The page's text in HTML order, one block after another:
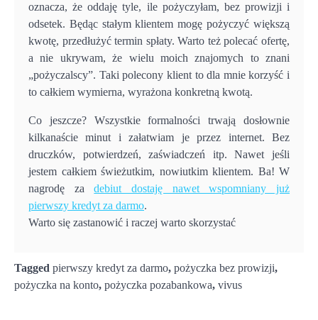
oznacza, że oddaję tyle, ile pożyczyłam, bez prowizji i
odsetek. Będąc stałym klientem mogę pożyczyć większą
kwotę, przedłużyć termin spłaty. Warto też polecać ofertę,
a nie ukrywam, że wielu moich znajomych to znani
„pożyczalscy”. Taki polecony klient to dla mnie korzyść i
to całkiem wymierna, wyrażona konkretną kwotą.
Co jeszcze? Wszystkie formalności trwają dosłownie
kilkanaście minut i załatwiam je przez internet. Bez
druczków, potwierdzeń, zaświadczeń itp. Nawet jeśli
jestem całkiem świeżutkim, nowiutkim klientem. Ba! W
nagrodę zadebiut dostaję nawet wspomniany już
pierwszy kredyt za darmo.
Warto się zastanowić i raczej warto skorzystać
Tagged pierwszy kredyt za darmo, pożyczka bez prowizji,
pożyczka na konto, pożyczka pozabankowa, vivus